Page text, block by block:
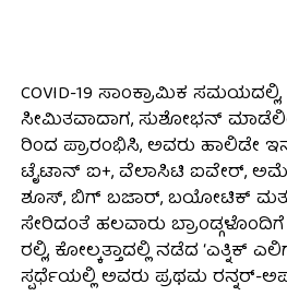
COVID-19 ಸಾಂಕ್ರಾಮಿಕ
ಸೀಮಿತವಾದಾಗ, ಸುಶೋಭನ್
ರಿಂದ ಪ್ರಾರಂಭಿಸಿ, ಅವರು
ಟೈಟಾನ್ ಐ+, ವೆಲಾಸಿಟಿ ಐವೇರ್,
ಶೂಸ್, ಬಿಗ್ ಬಜಾರ್, ಬಯೋಟಿಕ್
ಸೇರಿದಂತೆ ಹಲವಾರು
ರಲ್ಲಿ, ಕೋಲ್ಕತ್ತಾದಲ್ಲಿ ನಡೆದ ‘ಎತ್ನಿಕ್
ಸ್ಪರ್ಧೆಯಲ್ಲಿ ಅವರು ಪ್ರಥಮ ರನ್ನರ್-